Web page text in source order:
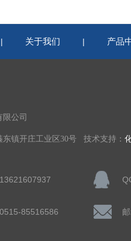
关于我们 | 产品
公司
东镇开庄工业区30号 技术支持：
85516586